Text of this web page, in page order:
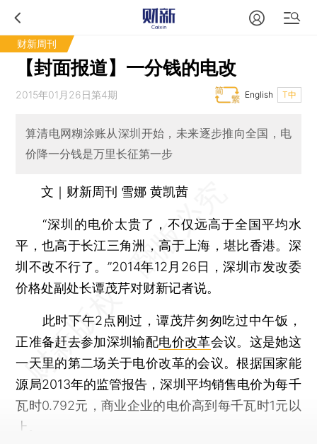
财新周刊
【封面报道】一分钱的电改
2015年01月26日第4期 T中
English
算清电网糊涂账从深圳开始，未来逐步推向全国，电
价降一分钱是万里长征第一步
文｜财新周刊 雪娜 黄凯茜
“深圳的电价太贵了，不仅远高于全国平均水
平，也高于长江三角洲，高于上海，堪比香港。深
圳不改不行了。”2014年12月26日，深圳市发改委
价格处副处长谭茂芹对财新记者说。
此时下午2点刚过，谭茂芹匆匆吃过中午饭，
正准备赶去参加深圳输配电价改革会议。这是她这
一天里的第二场关于电价改革的会议。根据国家能
源局2013年的监管报告，深圳平均销售电价为每千
瓦时0.792元，商业企业的电价高到每千瓦时1元以
上。